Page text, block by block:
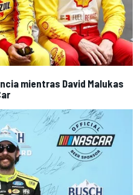
mientras David Malukas